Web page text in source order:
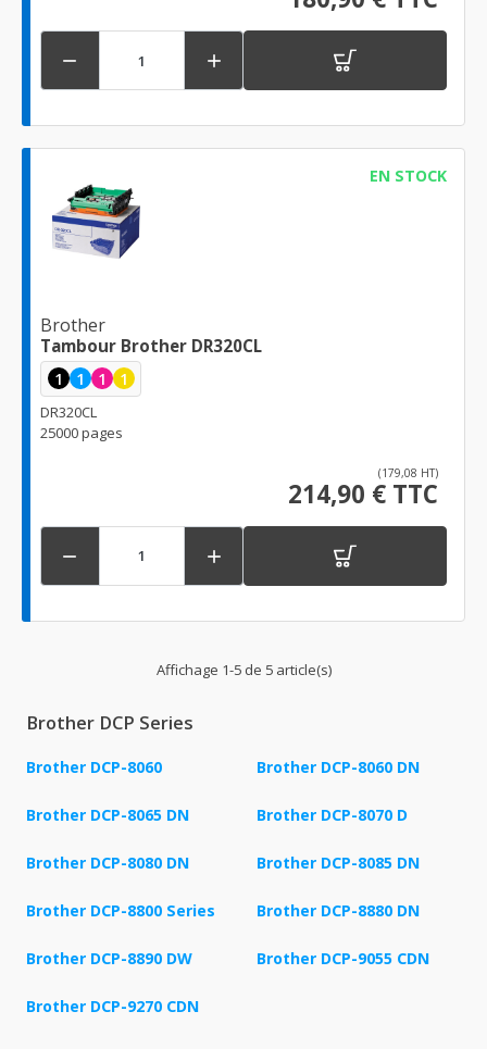
 
EN STOCK
Brother
Tambour Brother DR320CL
1 1 1 1
DR320CL
25000 pages
(179,08 HT)
214,90 € TTC
 
Affichage 1-5 de 5 article(s)
Brother DCP Series
Brother DCP-8060 Brother DCP-8060 DN
Brother DCP-8065 DN Brother DCP-8070 D
Brother DCP-8080 DN Brother DCP-8085 DN
Brother DCP-8800 Series Brother DCP-8880 DN
Brother DCP-8890 DW Brother DCP-9055 CDN
Brother DCP-9270 CDN